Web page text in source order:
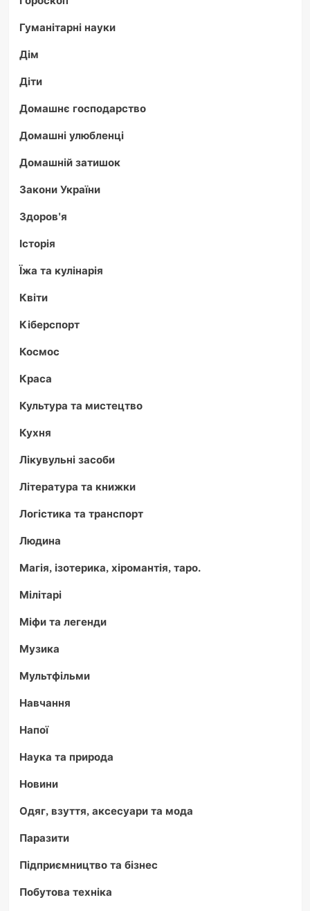
Гуманітарні науки
Дім
Діти
Домашнє господарство
Домашні улюбленці
Домашній затишок
Закони України
Здоров'я
Історія
Їжа та кулінарія
Квіти
Кіберспорт
Космос
Краса
Культура та мистецтво
Кухня
Лікувульні засоби
Література та книжки
Логістика та транспорт
Людина
Магія, ізотерика, хіромантія, таро.
Мілітарі
Міфи та легенди
Музика
Мультфільми
Навчання
Напої
Наука та природа
Новини
Одяг, взуття, аксесуари та мода
Паразити
Підприємництво та бізнес
Побутова техніка